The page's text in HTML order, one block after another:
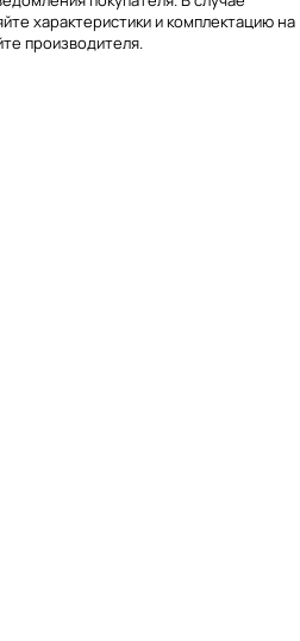
характеристики и комплектацию на
производителя.